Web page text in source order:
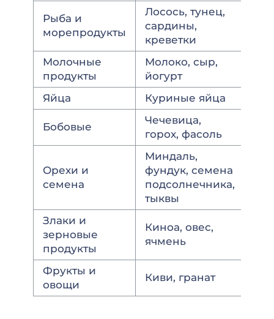
Рыба и
морепродукты
Лосось, тунец,
сардины,
креветки
Молочные
продукты
Молоко, сыр,
йогурт
Яйца
Куриные яйца
Бобовые
Чечевица,
горох, фасоль
Орехи и
семена
Миндаль,
фундук, семена
подсолнечника,
тыквы
Злаки и
зерновые
продукты
Киноа, овес,
ячмень
Фрукты и
овощи
Киви, гранат